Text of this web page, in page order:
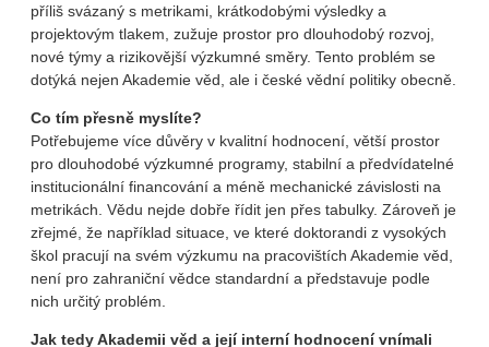
příliš svázaný s metrikami, krátkodobými výsledky a
projektovým tlakem, zužuje prostor pro dlouhodobý rozvoj,
nové týmy a rizikovější výzkumné směry. Tento problém se
dotýká nejen Akademie věd, ale i české vědní politiky obecně.
Co tím přesně myslíte?
Potřebujeme více důvěry v kvalitní hodnocení, větší prostor
pro dlouhodobé výzkumné programy, stabilní a předvídatelné
institucionální financování a méně mechanické závislosti na
metrikách. Vědu nejde dobře řídit jen přes tabulky. Zároveň je
zřejmé, že například situace, ve které doktorandi z vysokých
škol pracují na svém výzkumu na pracovištích Akademie věd,
není pro zahraniční vědce standardní a představuje podle
nich určitý problém.
Jak tedy Akademii věd a její interní hodnocení vnímali